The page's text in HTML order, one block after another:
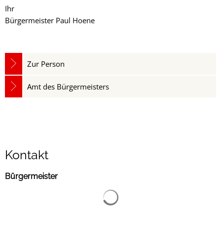
Ihr
Bürgermeister Paul Hoene
Zur Person
Amt des Bürgermeisters
Kontakt
Bürgermeister